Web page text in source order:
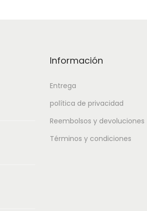
Información
Entrega
política de privacidad
Reembolsos y devoluciones
Términos y condiciones